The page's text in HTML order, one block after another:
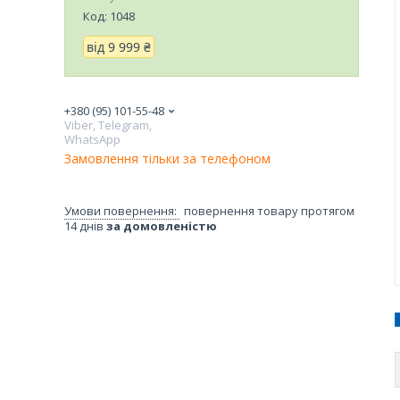
Код: 1048
від 9 999 ₴
+380 (95) 101-55-48
Viber, Telegram,
WhatsApp
Замовлення тільки за телефоном
повернення товару протягом
14 днів за домовленістю